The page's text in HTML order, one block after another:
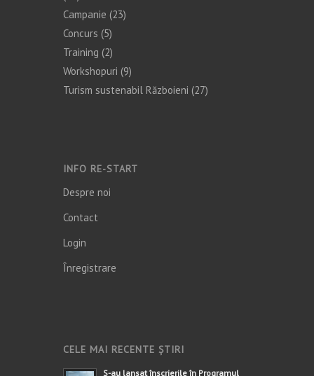
Campanie (23)
Concurs (5)
Training (2)
Workshopuri (9)
Turism sustenabil Războieni (27)
INFO RE-START
Despre noi
Contact
Login
Înregistrare
CELE MAI RECENTE ȘTIRI
S-au lansat înscrierile în Programul